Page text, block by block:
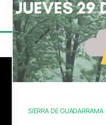
SIERRA DE GUADARRAMA